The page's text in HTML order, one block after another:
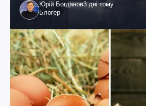
Юрій Богданов3 дні тому
Блогер